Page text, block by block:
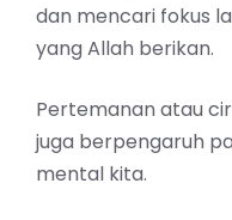
dan mencari fokus
yang Allah berikan.
Pertemanan atau
juga berpengaruh
mental kita.